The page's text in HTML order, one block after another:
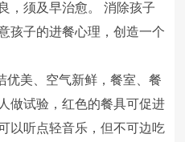
，须及早治愈。 消除孩子
孩子的进餐心理，创造一个
美、空气新鲜，餐室、餐
做试验，红色的餐具可促进
以听点轻音乐，但不可边吃